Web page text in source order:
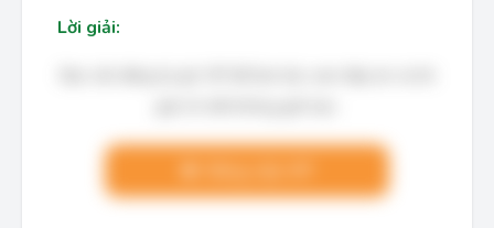
Lời giải: